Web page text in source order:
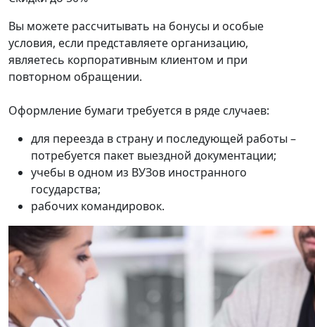
Вы можете рассчитывать на бонусы и особые
условия, если представляете организацию,
являетесь корпоративным клиентом и при
повторном обращении.
Оформление бумаги требуется в ряде случаев:
для переезда в страну и последующей работы –
потребуется пакет выездной документации;
учебы в одном из ВУЗов иностранного
государства;
рабочих командировок.